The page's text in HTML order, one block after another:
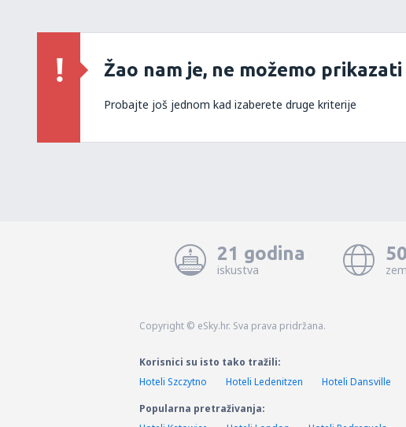
Žao nam je, ne možemo
Probajte još jednom kad izaberete druge kriterije
21 godina
iskustva
50
Copyright © eSky.hr. Sva prava pridržana.
Korisnici su isto tako tražili:
Hoteli Szczytno
Hoteli Ledenitzen Hoteli Dansville
Popularna pretraživanja: